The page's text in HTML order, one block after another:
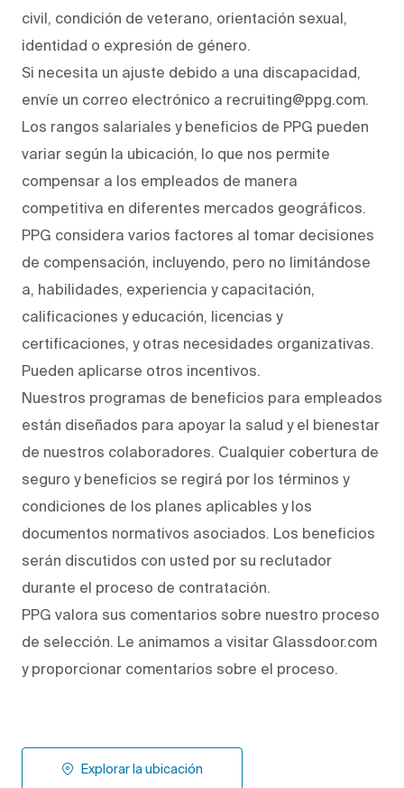
civil, condición de veterano, orientación sexual,
identidad o expresión de género.
Si necesita un ajuste debido a una discapacidad,
envíe un correo electrónico a recruiting@ppg.com.
Los rangos salariales y beneficios de PPG pueden
variar según la ubicación, lo que nos permite
compensar a los empleados de manera
competitiva en diferentes mercados geográficos.
PPG considera varios factores al tomar decisiones
de compensación, incluyendo, pero no limitándose
a, habilidades, experiencia y capacitación,
calificaciones y educación, licencias y
certificaciones, y otras necesidades organizativas.
Pueden aplicarse otros incentivos.
Nuestros programas de beneficios para empleados
están diseñados para apoyar la salud y el bienestar
de nuestros colaboradores. Cualquier cobertura de
seguro y beneficios se regirá por los términos y
condiciones de los planes aplicables y los
documentos normativos asociados. Los beneficios
serán discutidos con usted por su reclutador
durante el proceso de contratación.
PPG valora sus comentarios sobre nuestro proceso
de selección. Le animamos a visitar Glassdoor.com
y proporcionar comentarios sobre el proceso.
Explorar la ubicación